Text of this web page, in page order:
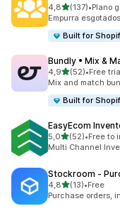
4,8de 5 estrelas
(137)
137 total de
•Plano
Empurra
Built for
Bundly • Mix &
4,9de 5 estrelas
(52)
52 total de
•Free
Mix and match
Built for
EasyEcom
5,0de 5 estrelas
(52)
52 total de
•Free to
Multi Channel
Stockroom ‑
4,8de 5 estrelas
(13)
13 total de•Free
Purchase orders,